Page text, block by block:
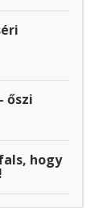
őszi
hogy